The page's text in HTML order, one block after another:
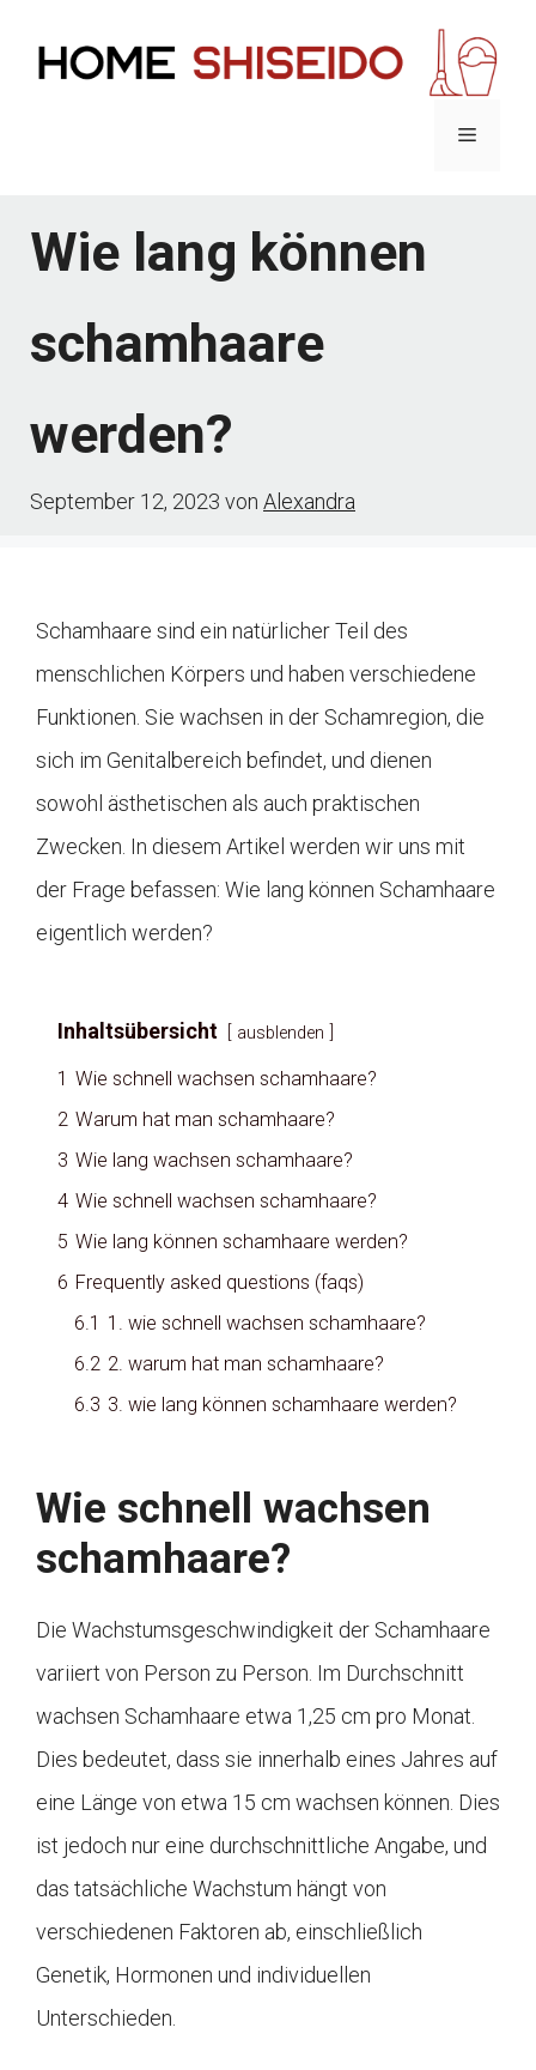
Inhalt
Menü
Wie lang können
schamhaare
werden?
September 12, 2023 von Alexandra
Schamhaare sind ein natürlicher Teil des
menschlichen Körpers und haben verschiedene
Funktionen. Sie wachsen in der Schamregion, die
sich im Genitalbereich befindet, und dienen
sowohl ästhetischen als auch praktischen
Zwecken. In diesem Artikel werden wir uns mit
der Frage befassen: Wie lang können Schamhaare
eigentlich werden?
Inhaltsübersicht ausblenden
1 Wie schnell wachsen schamhaare?
2 Warum hat man schamhaare?
3 Wie lang wachsen schamhaare?
4 Wie schnell wachsen schamhaare?
5 Wie lang können schamhaare werden?
6 Frequently asked questions (faqs)
6.1 1. wie schnell wachsen schamhaare?
6.2 2. warum hat man schamhaare?
6.3 3. wie lang können schamhaare werden?
Wie schnell wachsen
schamhaare?
Die Wachstumsgeschwindigkeit der Schamhaare
variiert von Person zu Person. Im Durchschnitt
wachsen Schamhaare etwa 1,25 cm pro Monat.
Dies bedeutet, dass sie innerhalb eines Jahres auf
eine Länge von etwa 15 cm wachsen können. Dies
ist jedoch nur eine durchschnittliche Angabe, und
das tatsächliche Wachstum hängt von
verschiedenen Faktoren ab, einschließlich
Genetik, Hormonen und individuellen
Unterschieden.